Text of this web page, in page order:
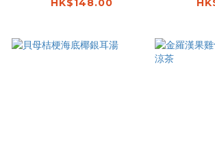
HK$148.00